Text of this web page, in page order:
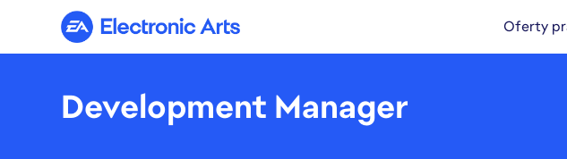
Electronic Arts Oferty
Development Manager